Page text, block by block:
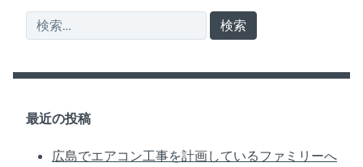
ー
シ
ョ
検
索:
最近の投稿
広島でエアコン工事を計画しているファミリーへ